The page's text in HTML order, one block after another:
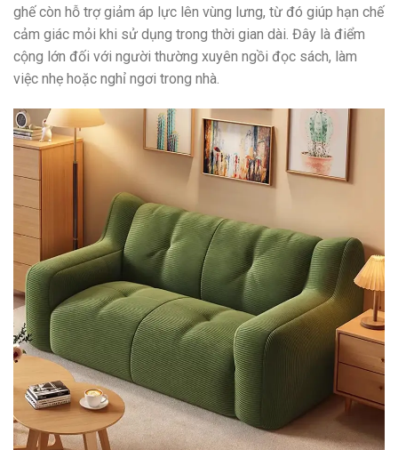
ghế còn hỗ trợ giảm áp lực lên vùng lưng, từ đó giúp hạn chế
cảm giác mỏi khi sử dụng trong thời gian dài. Đây là điểm
cộng lớn đối với người thường xuyên ngồi đọc sách, làm
việc nhẹ hoặc nghỉ ngơi trong nhà.